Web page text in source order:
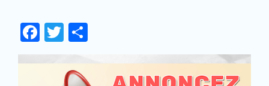
Facebook
Twitter